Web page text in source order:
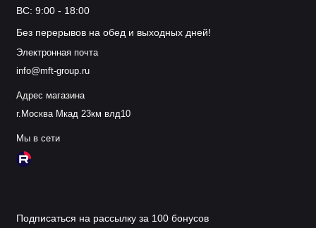
ВС: 9:00 - 18:00
Без перерывов на обед и выходных дней!
Электронная почта
info@mft-group.ru
Адрес магазина
г.Москва Мкад 23км влд10
Мы в сети
Подписаться на рассылку за 100 бонусов